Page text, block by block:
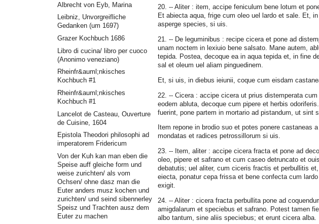
20. -- Aliter : item, accipe feniculum bene lotum et
Et abiecta aqua, frige cum oleo uel lardo et sale. Et,
asperge species, si uis.
21. -- De leguminibus : recipe cicera et pone ad
unam noctem in lexiuio bene salsato. Mane autem,
tepida. Postea, decoque ea in aqua tepida et, in fine
sal et oleum uel aliam pinguedinem.
Et, si uis, in diebus ieiunii, coque cum eisdam
22. -- Cicera : accipe cicera ut prius distemperata
eodem abluta, decoque cum pipere et herbis
fuerint, pone partem in mortario ad pistandum, ut sint
Item repone in brodio suo et potes ponere castaneas
mondatas et radices petrossillorum si uis.
23. -- Item, aliter : accipe cicera fracta et pone ad
oleo, pipere et safrano et cum caseo detruncato et
debatutis; uel aliter, cum ciceris fractis et perbullitis
eiecta, ponatur cepa frissa et bene confecta cum
exigit.
24. -- Aliter : cicera fracta perbullita pone ad
amigdalarum et speciebus et safrano. Potest tamen
albo tantum, sine aliis speciebus; et erunt cicera alba.
Albrecht von Eyb, Marina
Leibniz, Unvorgreifliche
Gedanken (um 1697)
Grazer Kochbuch 1686
Libro di cucina/ libro per cuoco
(Anonimo veneziano)
Rheinfr&auml;nkisches
Kochbuch #1
Rheinfr&auml;nkisches
Kochbuch #1
Lancelot de Casteau, Ouverture
de Cuisine, 1604
Epistola Theodori philosophi ad
imperatorem Fridericum
Von der Kuh kan man eben die
Speise auff gleiche form und
weise zurichten/ als vom
Ochsen/ ohne dasz man die
Euter anders musz kochen und
zurichten/ und seind sibennerley
Speisz und Trachten ausz dem
Euter zu machen